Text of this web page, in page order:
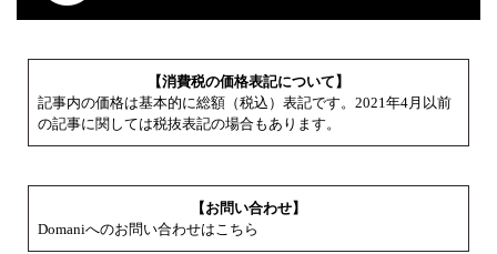
【消費税の価格表記について】
記事内の価格は基本的に総額（税込）表記です。2021年4月以前
の記事に関しては税抜表記の場合もあります。
【お問い合わせ】
Domaniへのお問い合わせはこちら